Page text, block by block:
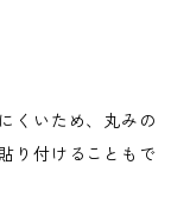
くいため、丸みの
り付けることもで